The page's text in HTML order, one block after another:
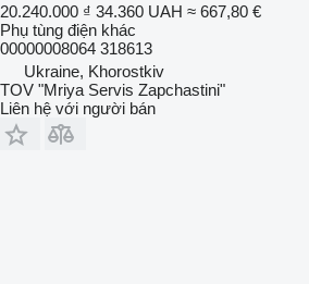
20.240.000 ₫ 34.360 UAH ≈ 667,80 €
Phụ tùng điện khác
00000008064 318613
Ukraine, Khorostkiv
TOV "Mriya Servis Zapchastini"
Liên hệ với người bán